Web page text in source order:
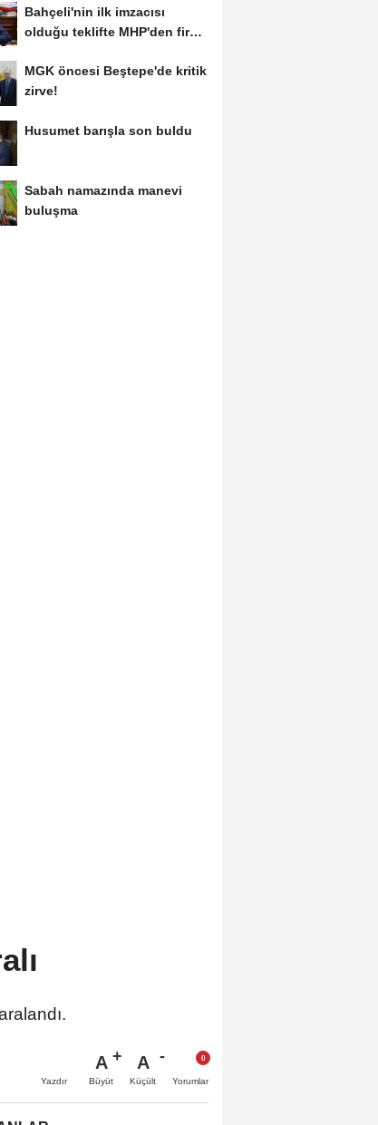
Bahçeli'nin ilk imzacısı
olduğu teklifte MHP'den fire
MGK öncesi Beştepe'de kritik
zirve!
Husumet barışla son buldu
Sabah namazında manevi
buluşma
Yazdır
A
Büyüt
A
Küçült Yorumlar